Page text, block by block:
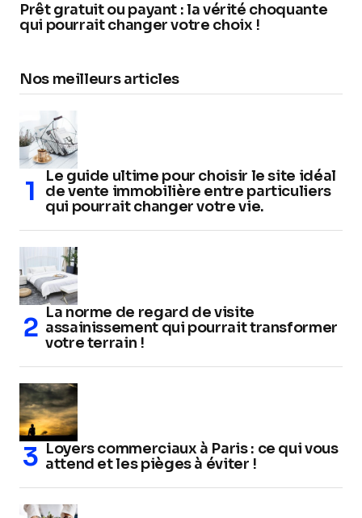
Prêt gratuit ou payant : la vérité choquante
qui pourrait changer votre choix !
Nos meilleurs articles
Le guide ultime pour choisir le site idéal
de vente immobilière entre particuliers
qui pourrait changer votre vie.
La norme de regard de visite
assainissement qui pourrait transformer
votre terrain !
Loyers commerciaux à Paris : ce qui vous
attend et les pièges à éviter !